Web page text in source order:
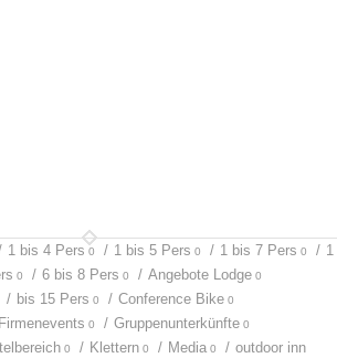
1 bis 4 Pers 0 / 1 bis 5 Pers 0 / 1 bis 7 Pers 0 / 1
0 / 6 bis 8 Pers 0 / Angebote Lodge 0
/ bis 15 Pers 0 / Conference Bike 0
Firmenevents 0 / Gruppenunterkünfte 0
0 / Klettern 0 / Media 0 / outdoor inn